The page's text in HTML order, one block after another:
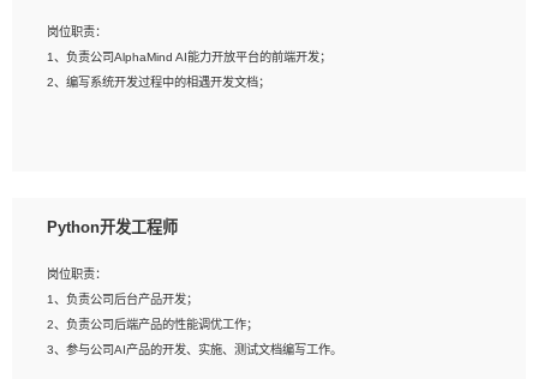
2、熟悉产品及需求规划工具，如:Axure、Xmind、MS Project等；
3、具备良好的交流协调能力，有较强的责任感、工作积极主动；
4、有较强的系统需求分析、文档编写能力、沟通能力；
岗位职责：
1、负责公司AlphaMind AI能力开放平台的前端开发；
2、编写系统开发过程中的相遇开发文档；
3、熟悉react/vue/angular任何一种前端框架，熟悉react优先；
5、善于沟通，具有团队意识；
Python开发工程师
岗位职责：
1、负责公司后台产品开发；
2、负责公司后端产品的性能调优工作；
3、参与公司AI产品的开发、实施、测试文档编写工作。